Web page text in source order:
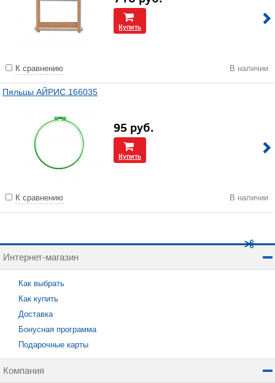
Купить
К сравнению В наличии
Пяльцы АЙРИС 166035
95 руб.
Купить
К сравнению В наличии
Интернет-магазин
Как выбрать
Как купить
Доставка
Бонусная программа
Подарочные карты
Компания